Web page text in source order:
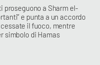
proseguono a Sharm el-
e punta a un accordo
il fuoco, mentre
simbolo di Hamas